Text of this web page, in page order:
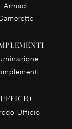
Armadi
UFFICIO
Ufficio